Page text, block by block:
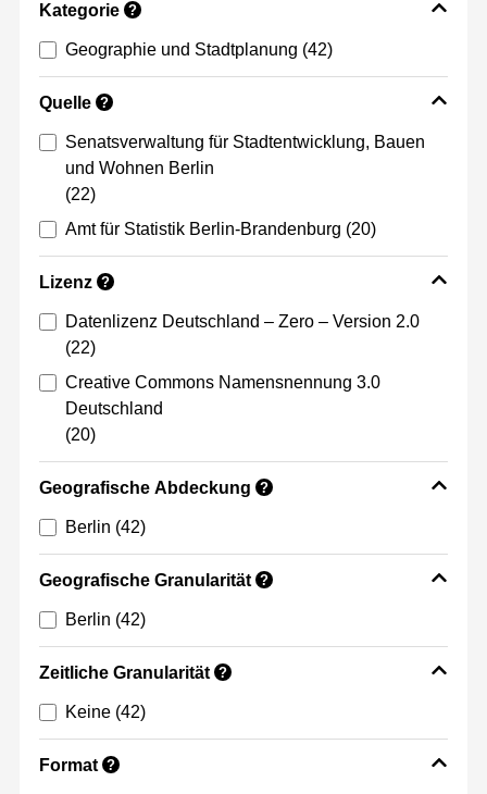
Kategorie ?
Geographie und Stadtplanung (42)
Quelle ?
Senatsverwaltung für Stadtentwicklung, Bauen
und Wohnen Berlin
(22)
Amt für Statistik Berlin-Brandenburg (20)
Lizenz ?
Datenlizenz Deutschland – Zero – Version 2.0
(22)
Creative Commons Namensnennung 3.0
Deutschland
(20)
Geografische Abdeckung ?
Berlin (42)
Geografische Granularität ?
Berlin (42)
Zeitliche Granularität ?
Keine (42)
Format ?